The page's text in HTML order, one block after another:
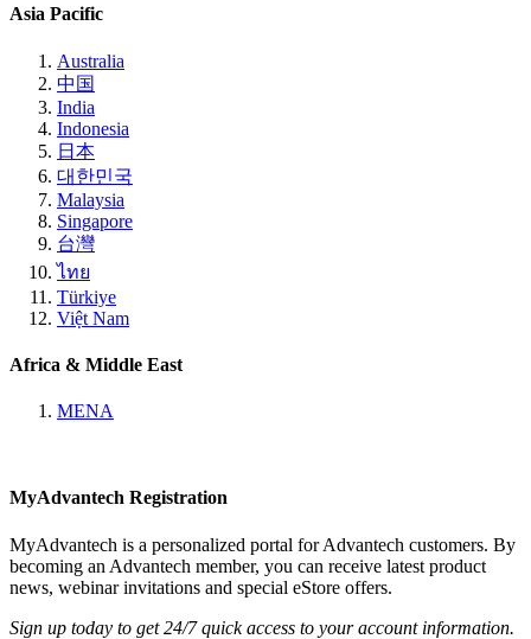
Asia Pacific
Australia
中国
India
Indonesia
日本
대한민국
Malaysia
Singapore
台灣
ไทย
Türkiye
Việt Nam
Africa & Middle East
MENA
MyAdvantech Registration
MyAdvantech is a personalized portal for Advantech customers. By
becoming an Advantech member, you can receive latest product
news, webinar invitations and special eStore offers.
Sign up today to get 24/7 quick access to your account information.